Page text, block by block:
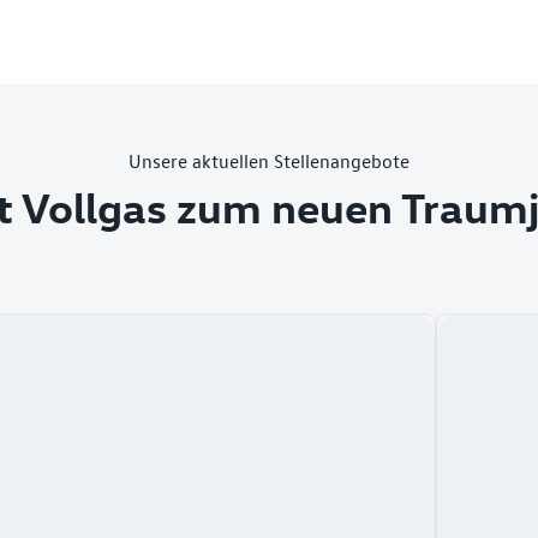
Unsere aktuellen Stellenangebote
Vollgas zum neuen